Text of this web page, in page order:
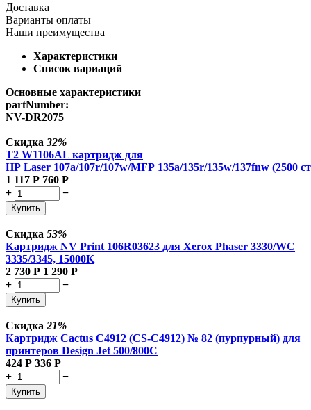
Доставка
Варианты оплаты
Наши преимущества
Характеристики
Список вариаций
Основные характеристики
partNumber:
NV-DR2075
Скидка 32%
T2 W1106AL картридж для
HP Laser 107a/107r/107w/MFP 135a/135r/135w/137fnw (2500
1 117 Р 760 Р
+
−
Купить
Скидка 53%
Картридж NV Print 106R03623 для Xerox Phaser 3330/WC
3335/3345, 15000K
2 730 Р 1 290 Р
+
−
Купить
Скидка 21%
Картридж Cactus C4912 (CS-C4912) № 82 (пурпурный) для
принтеров Design Jet 500/800C
424 Р 336 Р
+
−
Купить